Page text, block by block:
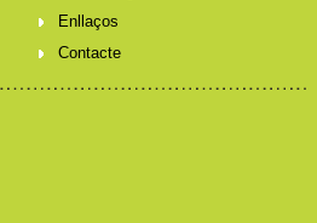
Enllaços
Contacte